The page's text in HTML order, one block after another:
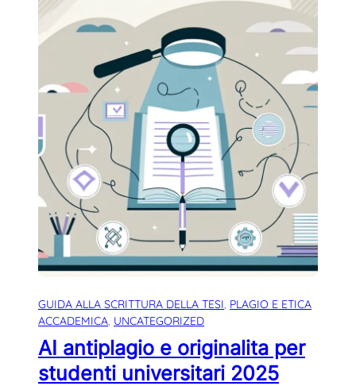
GUIDA ALLA SCRITTURA DELLA TESI, PLAGIO E ETICA
ACCADEMICA, UNCATEGORIZED
AI antiplagio e originalita per
studenti universitari 2025